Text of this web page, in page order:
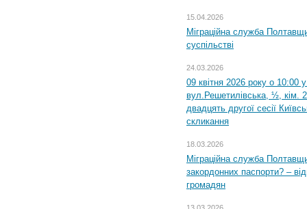
15.04.2026
Міграційна служба
суспільстві
24.03.2026
09 квітня 2026 року о 10:00
вул.Решетилівська, ½, кім.
двадцять другої сесії
скликання
18.03.2026
Міграційна служба
закордонних паспорти? –
громадян